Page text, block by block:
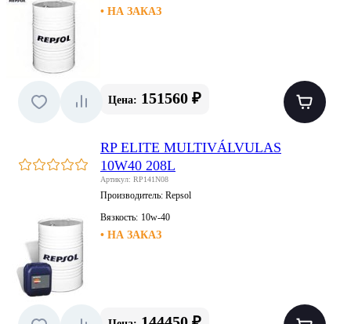
• НА ЗАКАЗ
Цена: 151560 ₽
RP ELITE MULTIVÁLVULAS
10W40 208L
Артикул: RP141N08
Производитель: Repsol
Вязкость: 10w-40
• НА ЗАКАЗ